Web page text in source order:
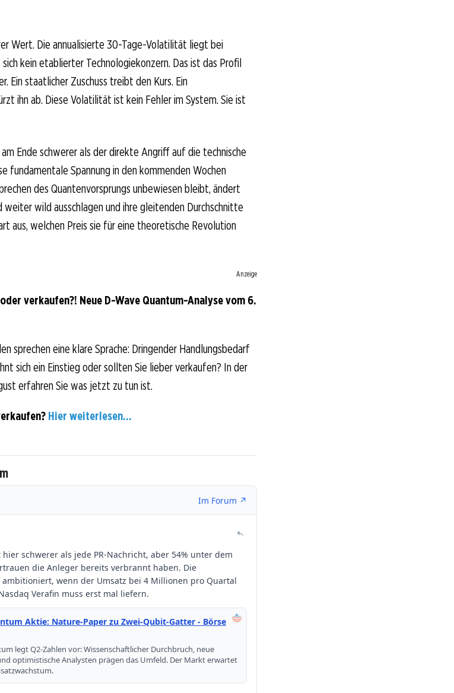
Wert. Die annualisierte 30-Tage-Volatilität liegt bei
kein etablierter Technologiekonzern. Das ist das Profil
Ein staatlicher Zuschuss treibt den Kurs. Ein
ihn ab. Diese Volatilität ist kein Fehler im System. Sie ist
Ende schwerer als der direkte Angriff auf die technische
fundamentale Spannung in den kommenden Wochen
des Quantenvorsprungs unbewiesen bleibt, ändert
weiter wild ausschlagen und ihre gleitenden Durchschnitte
aus, welchen Preis sie für eine theoretische Revolution
Anzeige
verkaufen?! Neue D-Wave Quantum-Analyse vom 6.
sprechen eine klare Sprache: Dringender Handlungsbedarf
sich ein Einstieg oder sollten Sie lieber verkaufen? In der
erfahren Sie was jetzt zu tun ist.
Hier weiterlesen...